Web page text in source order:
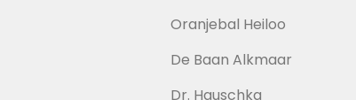
Oranjebal Heiloo
De Baan Alkmaar
Dr. Hauschka